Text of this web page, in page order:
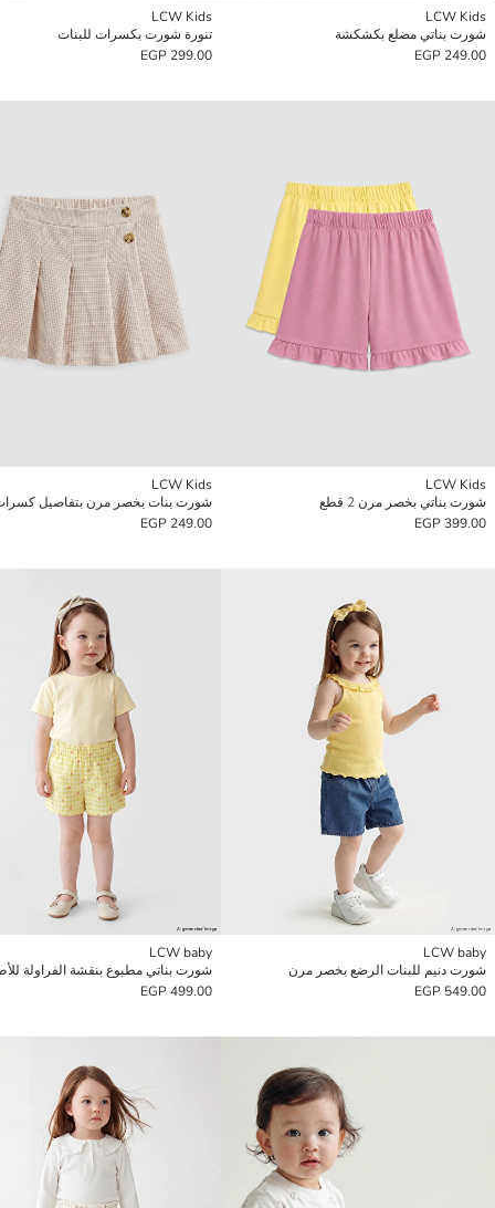
LCW Kids
شورت بناتي مضلع بكشكشة
249.00 EGP
LCW Kids
تنورة شورت بكسرات للبنات
299.00 EGP
LCW Kids
شورت بناتي بخصر مرن 2 قطع
399.00 EGP
LCW Kids
شورت بنات بخصر مرن بتفاصيل
249.00 EGP
LCW baby
شورت دنيم للبنات الرضع بخصر مرن
549.00 EGP
LCW baby
499.00 EGP